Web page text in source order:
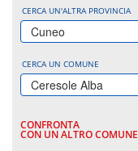
CERCA UN'ALTRA PROVINCIA
Cuneo
CERCA UN COMUNE
Ceresole Alba
CONFRONTA
CON UN ALTRO COMUNE